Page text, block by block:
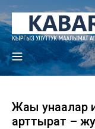
Жаңы
арттырат –